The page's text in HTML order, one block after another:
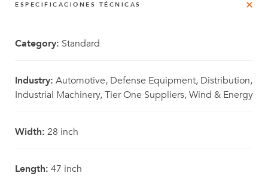
ESPECIFICACIONES TÉCNICAS
Category: Standard
Industry: Automotive, Defense Equipment, Distribution,
Industrial Machinery, Tier One Suppliers, Wind & Energy
Width: 28 inch
Length: 47 inch